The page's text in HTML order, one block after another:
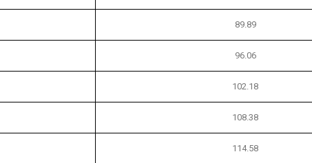
89.89
96.06
102.18
108.38
114.58